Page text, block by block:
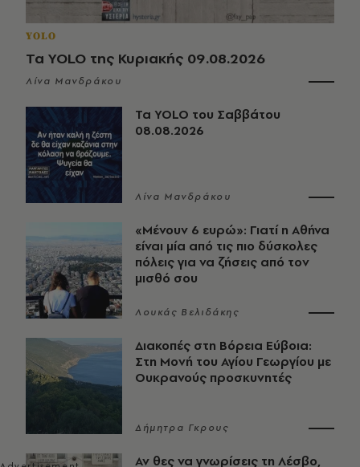
YOLO
Τα YOLO της Κυριακής 09.08.2026
Λίνα Μανδράκου
Τα YOLO του Σαββάτου
08.08.2026
Λίνα Μανδράκου
«Μένουν 6 ευρώ»: Γιατί η Αθήνα
είναι μία από τις πιο δύσκολες
πόλεις για να ζήσεις από τον
μισθό σου
Λουκάς Βελιδάκης
Διακοπές στη Βόρεια Εύβοια:
Στη Μονή του Αγίου Γεωργίου με
Ουκρανούς προσκυνητές
Δήμητρα Γκρους
Αν θες να γνωρίσεις τη Λέσβο,